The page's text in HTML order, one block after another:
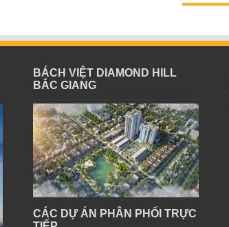
BÁCH VIỆT DIAMOND HILL
BẮC GIANG
CÁC DỰ ÁN PHÂN PHỐI TRỰC